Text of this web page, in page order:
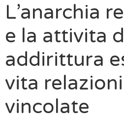
L’anarchia
e la attivita
addirittura
vita
vincolate